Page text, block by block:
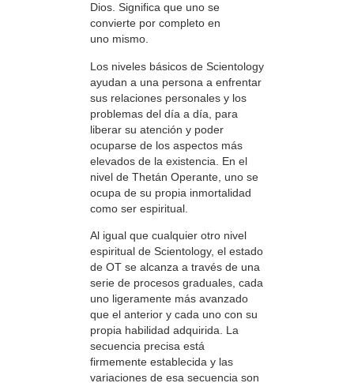
Dios. Significa que uno se
convierte por completo en
uno mismo.
Los niveles básicos de Scientology
ayudan a una persona a enfrentar
sus relaciones personales y los
problemas del día a día, para
liberar su atención y poder
ocuparse de los aspectos más
elevados de la existencia. En el
nivel de Thetán Operante, uno se
ocupa de su propia inmortalidad
como ser espiritual.
Al igual que cualquier otro nivel
espiritual de Scientology, el estado
de OT se alcanza a través de una
serie de procesos graduales, cada
uno ligeramente más avanzado
que el anterior y cada uno con su
propia habilidad adquirida. La
secuencia precisa está
firmemente establecida y las
variaciones de esa secuencia son